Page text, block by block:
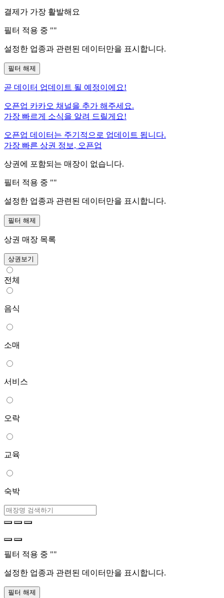
결제가 가장 활발해요
필터 적용 중 ""
설정한 업종과 관련된 데이터만을 표시합니다.
필터 해제
곧 데이터 업데이트 될 예정이에요!
오픈업 카카오 채널을 추가 해주세요.
가장 빠르게 소식을 알려 드릴게요!
오픈업 데이터는 주기적으로 업데이트 됩니다.
가장 빠른 상권 정보, 오픈업
상권에 포함되는 매장이 없습니다.
필터 적용 중 ""
설정한 업종과 관련된 데이터만을 표시합니다.
필터 해제
상권 매장 목록
상권보기
전체
음식
소매
서비스
오락
교육
숙박
필터 적용 중 ""
설정한 업종과 관련된 데이터만을 표시합니다.
필터 해제